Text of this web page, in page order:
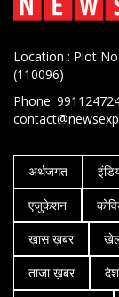
Location : Plot
(110096)
Phone:
अर्थजगत
एजुकेशन
ख़ास ख़बर
ताजा ख़बर
देश